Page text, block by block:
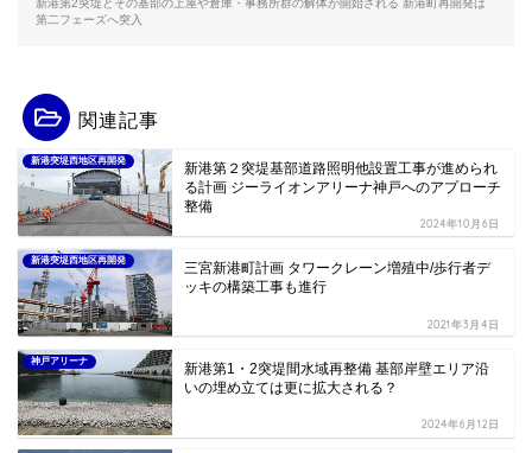
新港第2突堤とその基部の上屋や倉庫・事務所群の解体が開始される 新港町再開発は
第二フェーズへ突入
関連記事
新港突堤西地区再開発
新港第２突堤基部道路照明他設置工事が進められ
る計画 ジーライオンアリーナ神戸へのアプローチ
整備
2024年10月6日
新港突堤西地区再開発
三宮新港町計画 タワークレーン増殖中/歩行者デ
ッキの構築工事も進行
2021年3月4日
神戸アリーナ
新港第1・2突堤間水域再整備 基部岸壁エリア沿
いの埋め立ては更に拡大される？
2024年6月12日